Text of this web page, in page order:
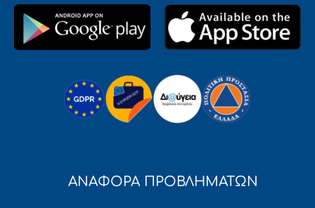
ΑΝΑΦΟΡΑ ΠΡΟΒΛΗΜΑΤΩΝ